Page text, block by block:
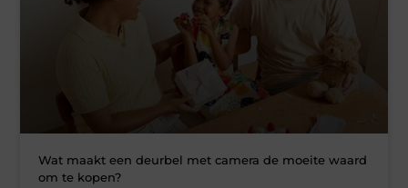
Wat maakt een deurbel met camera de moeite waard
om te kopen?